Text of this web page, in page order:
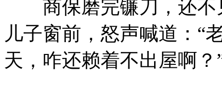
商保磨完镰刀，还不
儿子窗前，怒声喊道：“
天，咋还赖着不出屋啊？